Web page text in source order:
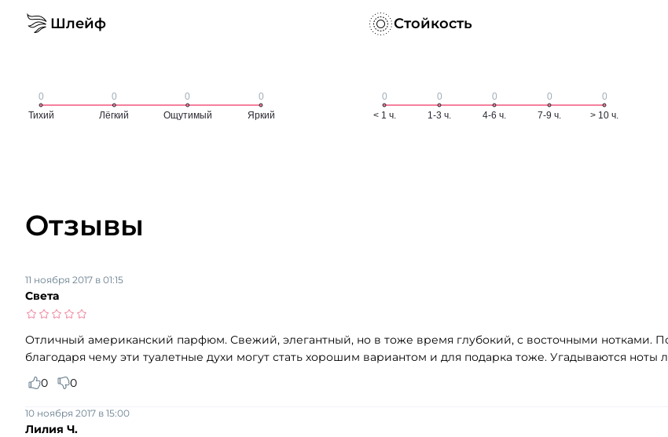
Шлейф Стойкость
Отзывы
Света
11 ноября 2017 в 01:15
Отличный американский парфюм. Свежий, элегантный, но в тоже время глубокий, с восточными нотками.
благодаря чему эти туалетные духи могут стать хорошим вариантом и для подарка тоже. Угадываются ноты
0
0
Лилия Ч.
10 ноября 2017 в 15:00